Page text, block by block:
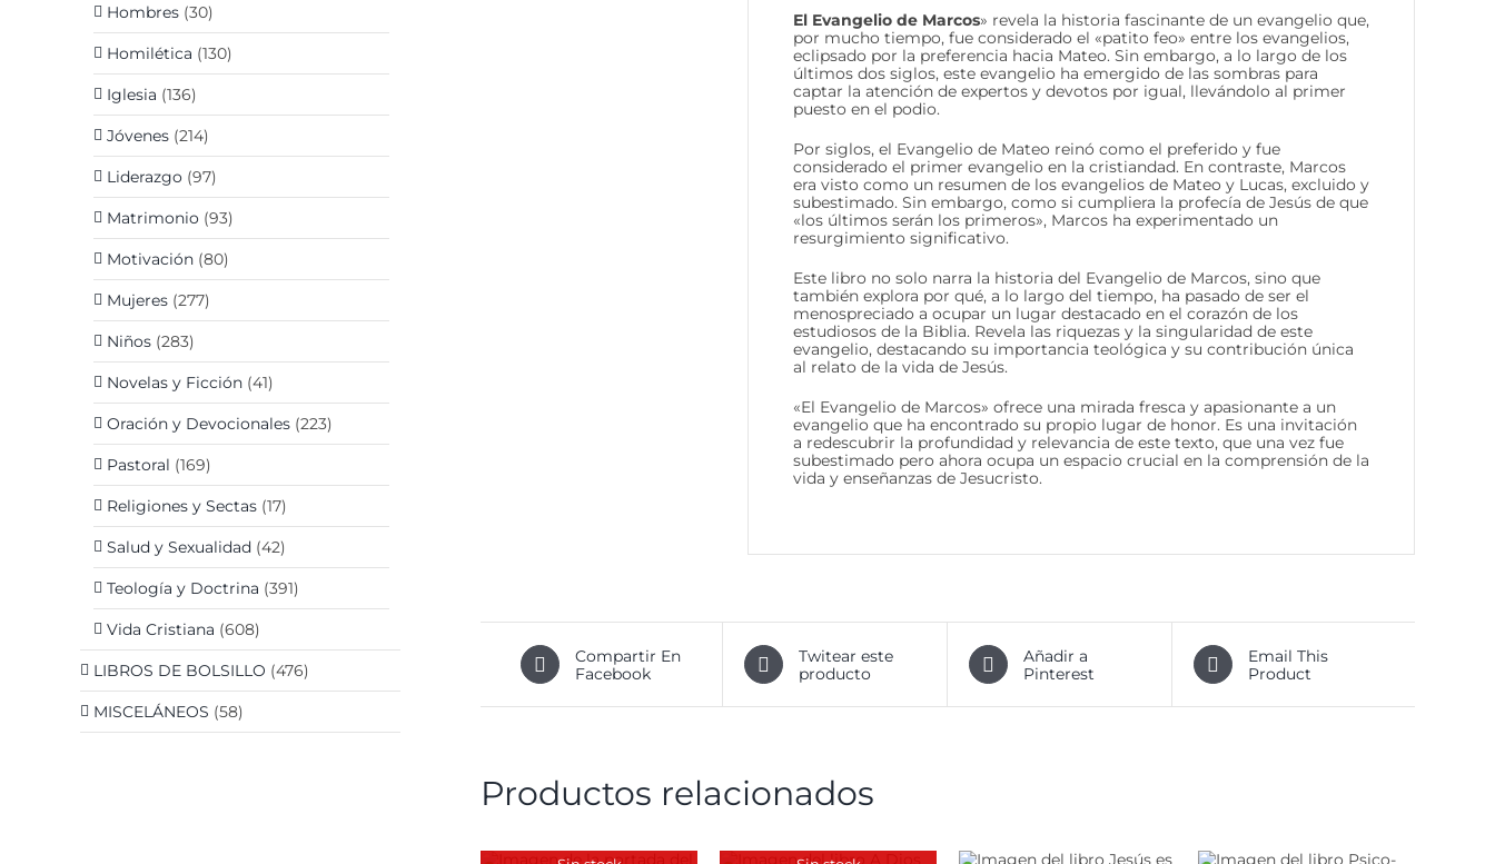
El Evangelio de Marcos» revela la historia fascinante de un evangelio que,
por mucho tiempo, fue considerado el «patito feo» entre los evangelios,
eclipsado por la preferencia hacia Mateo. Sin embargo, a lo largo de los
últimos dos siglos, este evangelio ha emergido de las sombras para
captar la atención de expertos y devotos por igual, llevándolo al primer
puesto en el podio.
Por siglos, el Evangelio de Mateo reinó como el preferido y fue
considerado el primer evangelio en la cristiandad. En contraste, Marcos
era visto como un resumen de los evangelios de Mateo y Lucas, excluido y
subestimado. Sin embargo, como si cumpliera la profecía de Jesús de que
«los últimos serán los primeros», Marcos ha experimentado un
resurgimiento significativo.
Este libro no solo narra la historia del Evangelio de Marcos, sino que
también explora por qué, a lo largo del tiempo, ha pasado de ser el
menospreciado a ocupar un lugar destacado en el corazón de los
estudiosos de la Biblia. Revela las riquezas y la singularidad de este
evangelio, destacando su importancia teológica y su contribución única
al relato de la vida de Jesús.
«El Evangelio de Marcos» ofrece una mirada fresca y apasionante a un
evangelio que ha encontrado su propio lugar de honor. Es una invitación
a redescubrir la profundidad y relevancia de este texto, que una vez fue
subestimado pero ahora ocupa un espacio crucial en la comprensión de la
vida y enseñanzas de Jesucristo.
Compartir En
Facebook
Twitear este
producto
Añadir a
Pinterest
Email This
Product
Productos relacionados
Hombres (30)
Homilética (130)
Iglesia (136)
Jóvenes (214)
Liderazgo (97)
Matrimonio (93)
Motivación (80)
Mujeres (277)
Niños (283)
Novelas y Ficción (41)
Oración y Devocionales (223)
Pastoral (169)
Religiones y Sectas (17)
Salud y Sexualidad (42)
Teología y Doctrina (391)
Vida Cristiana (608)
LIBROS DE BOLSILLO (476)
MISCELÁNEOS (58)